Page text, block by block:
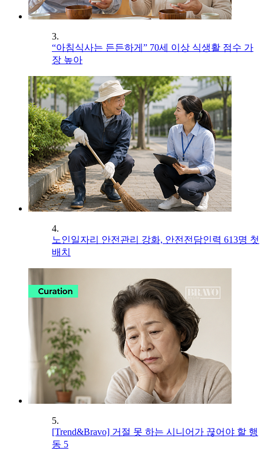
3.
“아침식사는 든든하게” 70세 이상 식생활 점수 가
장 높아
4.
노인일자리 안전관리 강화, 안전전담인력 613명 첫
배치
5.
[Trend&Bravo] 거절 못 하는 시니어가 끊어야 할 행
동 5